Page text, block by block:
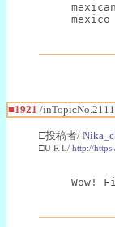
■1921 /
□投稿者/
□U R L/ http://
Wow!